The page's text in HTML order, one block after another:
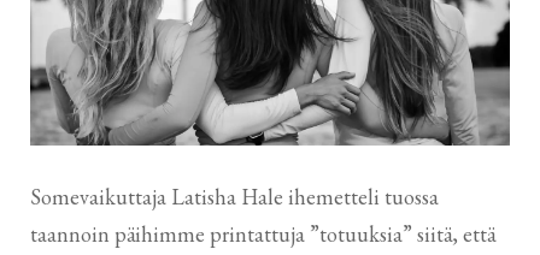
Somevaikuttaja Latisha Hale ihemetteli tuossa
taannoin päihimme printattuja ”totuuksia” siitä, että